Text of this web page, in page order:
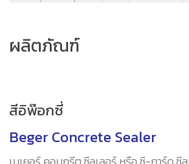
ผลิตภัณฑ์
สีอิพ๊อกซี่
Beger Concrete Sealer